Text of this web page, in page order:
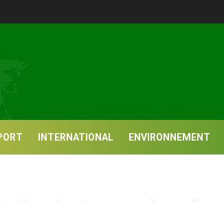
INTERNATIONAL ENVIRONNEMENT